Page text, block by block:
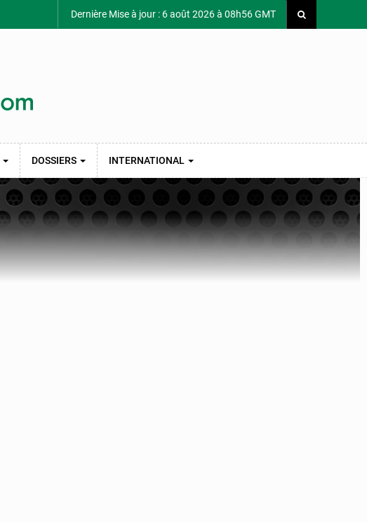
Dernière Mise à jour : 6 août 2026 à 08h56 GMT
DOSSIERS INTERNATIONAL